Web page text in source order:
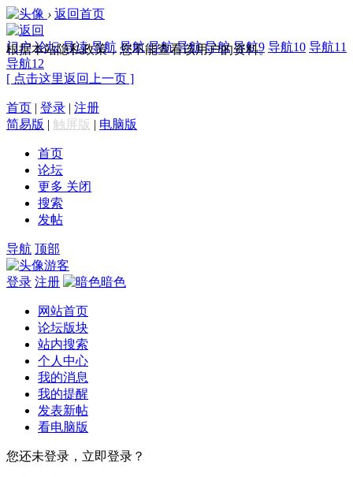
› 返回首页
门户 论坛 导读 导航 导航 导航 导航 导航 导航9 导航10 导航11
导航12
根据本站隐私政策，您不能查看该用户的资料。
[ 点击这里返回上一页 ]
首页 | 登录 | 注册
简易版 | 触屏版 | 电脑版
首页
论坛
更多 关闭
搜索
发帖
导航 顶部
游客
登录 注册 暗色
网站首页
论坛版块
站内搜索
个人中心
我的消息
我的提醒
发表新帖
看电脑版
您还未登录，立即登录？